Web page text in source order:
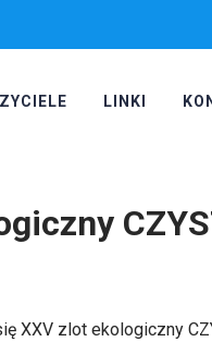
LINKI
XXV zlot ekologiczny